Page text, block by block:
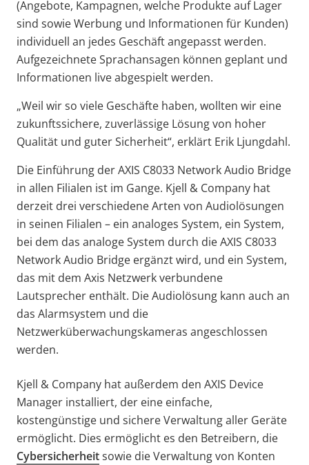
(Angebote, Kampagnen, welche Produkte auf Lager
sind sowie Werbung und Informationen für Kunden)
individuell an jedes Geschäft angepasst werden.
Aufgezeichnete Sprachansagen können geplant und
Informationen live abgespielt werden.
„Weil wir so viele Geschäfte haben, wollten wir eine
zukunftssichere, zuverlässige Lösung von hoher
Qualität und guter Sicherheit“, erklärt Erik Ljungdahl.
Die Einführung der AXIS C8033 Network Audio Bridge
in allen Filialen ist im Gange. Kjell & Company hat
derzeit drei verschiedene Arten von Audiolösungen
in seinen Filialen – ein analoges System, ein System,
bei dem das analoge System durch die AXIS C8033
Network Audio Bridge ergänzt wird, und ein System,
das mit dem Axis Netzwerk verbundene
Lautsprecher enthält. Die Audiolösung kann auch an
das Alarmsystem und die
Netzwerküberwachungskameras angeschlossen
werden.
Kjell & Company hat außerdem den AXIS Device
Manager installiert, der eine einfache,
kostengünstige und sichere Verwaltung aller Geräte
ermöglicht. Dies ermöglicht es den Betreibern, die
Cybersicherheitsowie die Verwaltung von Konten